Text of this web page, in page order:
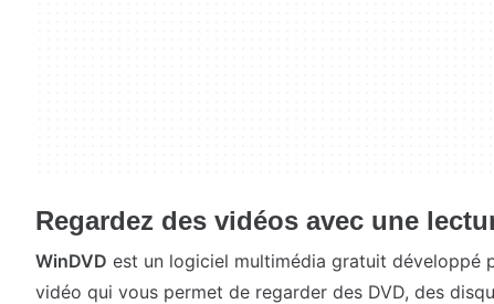
Regardez des vidéos avec une
WinDVD est un logiciel multimédia gratuit développé
vidéo qui vous permet de regarder des DVD, des